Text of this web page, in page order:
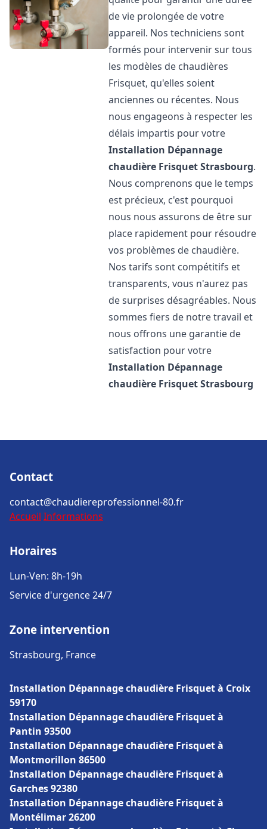
de vie prolongée de votre
appareil. Nos techniciens sont
formés pour intervenir sur tous
les modèles de chaudières
Frisquet, qu'elles soient
anciennes ou récentes. Nous
nous engageons à respecter les
délais impartis pour votre
Installation Dépannage
chaudière FrisquetStrasbourg.
Nous comprenons que le temps
est précieux, c'est pourquoi
nous nous assurons de être sur
place rapidement pour résoudre
vos problèmes de chaudière.
Nos tarifs sont compétitifs et
transparents, vous n'aurez pas
de surprises désagréables. Nous
sommes fiers de notre travail et
nous offrons une garantie de
satisfaction pour votre
Installation Dépannage
chaudière FrisquetStrasbourg
Contact
contact@chaudiereprofessionnel-80.fr
Accueil Informations
Horaires
Lun-Ven: 8h-19h
Service d'urgence 24/7
Zone intervention
Strasbourg, France
Installation Dépannage chaudière Frisquet à Croix
59170
Installation Dépannage chaudière Frisquet à
Pantin 93500
Installation Dépannage chaudière Frisquet à
Montmorillon 86500
Installation Dépannage chaudière Frisquet à
Garches 92380
Installation Dépannage chaudière Frisquet à
Montélimar 26200